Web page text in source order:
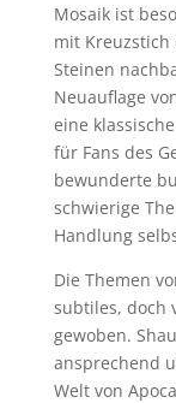
Mosaik ist
mit Kreuzstich
Steinen
Neuauflage
eine
für Fans des
bewunderte
schwierige
Handlung
Die Themen
subtiles, doch
gewoben.
ansprechend
Welt von